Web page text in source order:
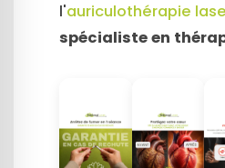
l'auriculothérapie
spécialiste en